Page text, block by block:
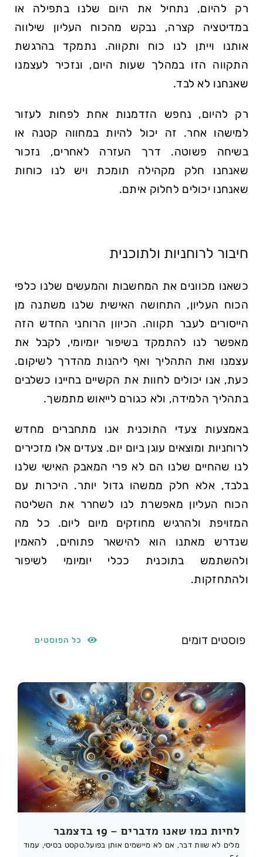
רק להיום, נתחיל את היום שלנו בתפילה או
במדיטציה קצרה, נבקש מהכוח העליון שילווה
אותנו וייתן לנו כוח ותקווה. נתמקד בהרגשת
התקווה הזו במהלך שעות היום, ונזכיר לעצמנו
שאנחנו לא לבד.
רק להיום, נחפש הזדמנות אחת לפחות לעזור
למישהו אחר. זה יכול להיות במחווה קטנה או
בשיחה פשוטה. דרך העזרה לאחרים, נזכור
שאנחנו חלק מקהילה תומכת ויש לנו כוחות
שאנחנו יכולים לחלוק איתם.
חיבור לרוחניות ולתוכנית
כשאנו מכוונים את המחשבות והמעשים שלנו כלפי
הכוח העליון, התחושה האישית שלנו משתנה מן
הייסורים לעבר תקווה. הכיוון הרוחני החדש הזה
מאפשר לנו להתמקד בשיפור יומיומי, לקבל את
עצמנו ואת התהליך ואף ליהנות מהדרך לשיקום.
כעת, אנו יכולים לחוות את הקשיים בחיינו כשלבים
בתהליך הלמידה, ולא כגורם לייאוש מתמשך.
באמצעות צעדי התוכנית אנו מתחברים מחדש
לרוחניות ומוצאים עוגן ביום יום. צעדים אלו מזכירים
לנו שהחיים שלנו הם לא פרי המאבק האישי שלנו
בלבד, אלא חלק ממשהו גדול יותר. היכרות עם
הכוח העליון מאפשרת לנו לשחרר את השליטה
המזויפת ולהרגיש מחוזקים מיום ליום. כל מה
שנדרש מאתנו הוא להישאר פתוחים, להאמין
ולהשתמש בתוכנית ככלי יומיומי לשיפור
ולהתחזקות.
פוסטים דומים כל הפוסטים
לחיות כמו שאנו מדברים – 19 בדצמבר
מלים לא שוות דבר, אם לא מיישמים אותן בפועל.טקסט בסיסי, עמוד